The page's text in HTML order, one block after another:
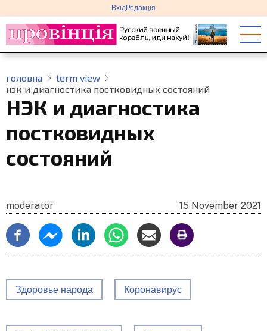
до
основного
вмісту
меню
облікового
запису
користувача
ВхідРедакція
головна
term view
нэк и диагностика постковидных состояний
НЭК и диагностика
постковидных
состояний
moderator 15 November 2021
Здоровье народа Коронавирус